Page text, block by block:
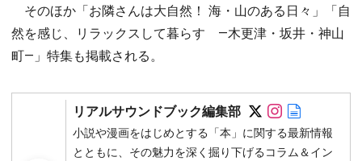
そのほか「お隣さんは大自然！ 海・山のある日々」「自
然を感じ、リラックスして暮らす ―木更津・坂井・神山
町―」特集も掲載される。
リアルサウンドブック編集部 Follow on
Follow on
小説や漫画をはじめとする「本」に関する最新情報
とともに、その魅力を深く掘り下げるコラム＆イン